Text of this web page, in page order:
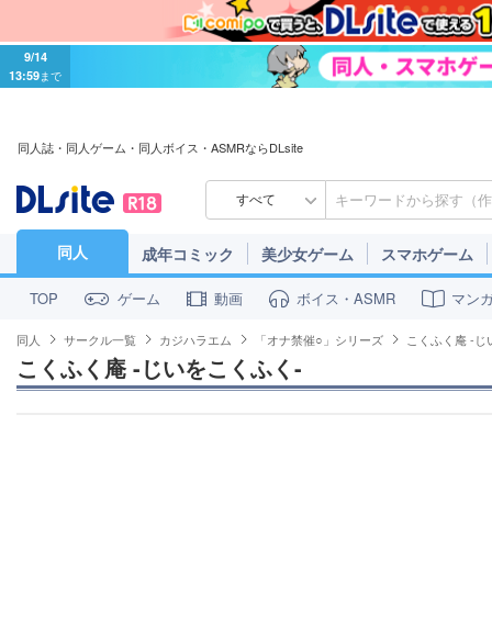
9/14
13:59まで
同人誌・同人ゲーム・同人ボイス・ASMRならDLsite
すべて
同人 成年コミック 美少女ゲーム スマホゲーム
TOP ゲーム 動画 ボイス・ASMR マン
同人 サークル一覧 カジハラエム 「オナ禁催○」シリーズ こくふく庵 -じ
こくふく庵 -じいをこくふく-